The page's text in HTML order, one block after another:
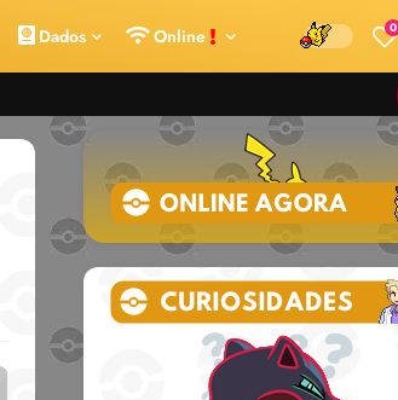
Dados Online 0